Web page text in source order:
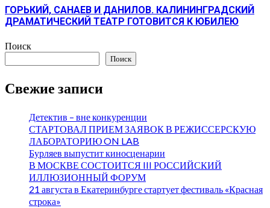
ГОРЬКИЙ, САНАЕВ И ДАНИЛОВ. КАЛИНИНГРАДСКИЙ
ДРАМАТИЧЕСКИЙ ТЕАТР ГОТОВИТСЯ К ЮБИЛЕЮ
Поиск
Поиск
Свежие записи
Детектив – вне конкуренции
СТАРТОВАЛ ПРИЕМ ЗАЯВОК В РЕЖИССЕРСКУЮ
ЛАБОРАТОРИЮ ON LAB
Бурляев выпустит киносценарии
В МОСКВЕ СОСТОИТСЯ III РОССИЙСКИЙ
ИЛЛЮЗИОННЫЙ ФОРУМ
21 августа в Екатеринбурге стартует фестиваль «Красная
строка»